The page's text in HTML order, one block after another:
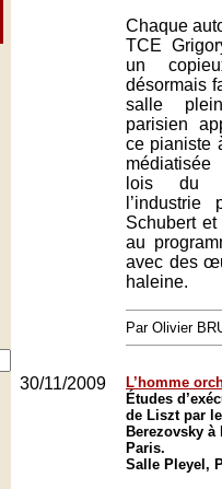
Chaque
TCE
un
désormais
salle
parisien
ce pianiste
lois du
l’industrie
Schubert
au
avec des
haleine.
Par Olivier
30/11/2009
L’homme
Études
de Liszt par
Berezovsky
Paris.
Salle Pleyel,